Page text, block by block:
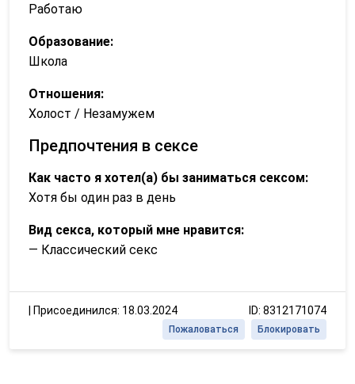
Работаю
Образование:
Школа
Отношения:
Холост / Незамужем
Предпочтения в сексе
Как часто я хотел(а) бы заниматься сексом:
Хотя бы один раз в день
Вид секса, который мне нравится:
— Классический секс
| Присоединился: 18.03.2024 ID: 8312171074
Блокировать
Пожаловаться